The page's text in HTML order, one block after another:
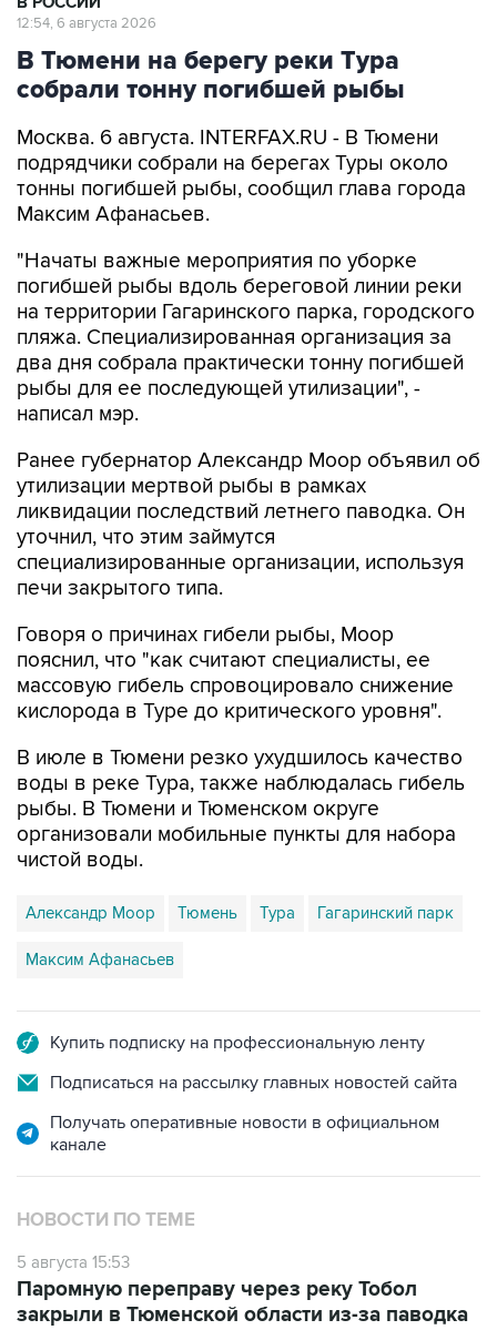
12:54, 6 августа 2026
В Тюмени на берегу реки Тура
собрали тонну погибшей рыбы
Москва. 6 августа. INTERFAX.RU - В Тюмени
подрядчики собрали на берегах Туры около
тонны погибшей рыбы, сообщил глава города
Максим Афанасьев.
"Начаты важные мероприятия по уборке
погибшей рыбы вдоль береговой линии реки
на территории Гагаринского парка, городского
пляжа. Специализированная организация за
два дня собрала практически тонну погибшей
рыбы для ее последующей утилизации", -
написал мэр.
Ранее губернатор Александр Моор объявил об
утилизации мертвой рыбы в рамках
ликвидации последствий летнего паводка. Он
уточнил, что этим займутся
специализированные организации, используя
печи закрытого типа.
Говоря о причинах гибели рыбы, Моор
пояснил, что "как считают специалисты, ее
массовую гибель спровоцировало снижение
кислорода в Туре до критического уровня".
В июле в Тюмени резко ухудшилось качество
воды в реке Тура, также наблюдалась гибель
рыбы. В Тюмени и Тюменском округе
организовали мобильные пункты для набора
чистой воды.
Александр Моор Тюмень Тура Гагаринский парк
Максим Афанасьев
Купить подписку на профессиональную ленту
Подписаться на рассылку главных новостей сайта
Получать оперативные новости в официальном
канале
НОВОСТИ ПО ТЕМЕ
5 августа 15:53
Паромную переправу через реку Тобол
закрыли в Тюменской области из-за паводка